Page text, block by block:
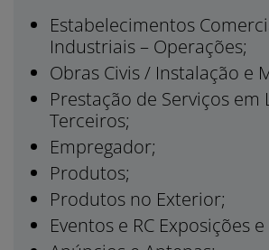
Estabelecimentos
Industriais – Operações;
Obras Civis / Instalação e
Prestação de Serviços em
Terceiros;
Empregador;
Produtos;
Produtos no Exterior;
Eventos e RC Exposições e